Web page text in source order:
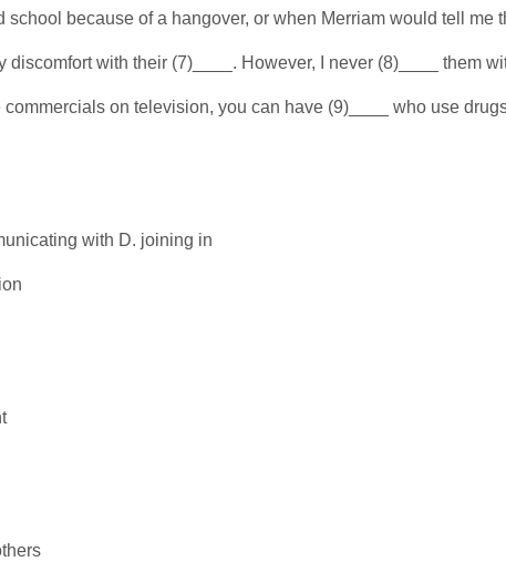
because of a hangover, or when Merriam would tell me
with their (7)____. However, I never (8)____ them
on television, you can have (9)____ who use
with D. joining in